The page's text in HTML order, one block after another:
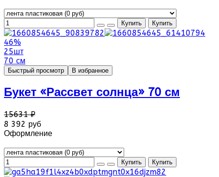
46%
25шт
70 см
Быстрый просмотр В избранное
Букет «Рассвет солнца» 70 см
15631 ₽
8 392 руб
Оформление